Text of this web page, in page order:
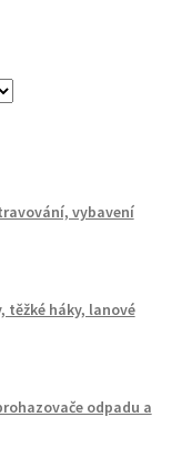
vybavení
těžké háky, lanové
odpadu a